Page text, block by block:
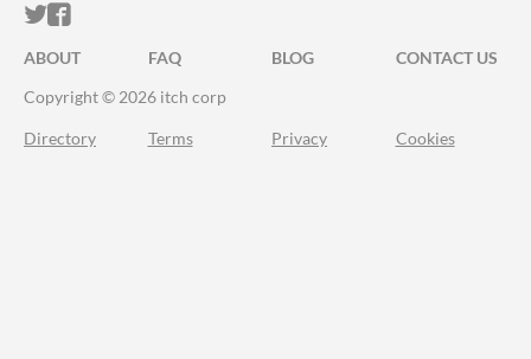
ITCH.IO ON TWITTER
ITCH.IO ON FACEBOOK
ABOUT FAQ BLOG
CONTACT US
Copyright © 2026 itch corp
Directory Terms Privacy Cookies